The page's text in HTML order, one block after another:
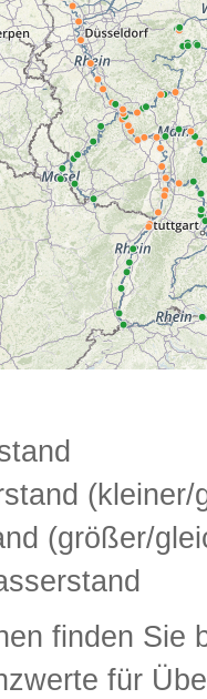
(kleiner/
(größer/
finden Sie
für